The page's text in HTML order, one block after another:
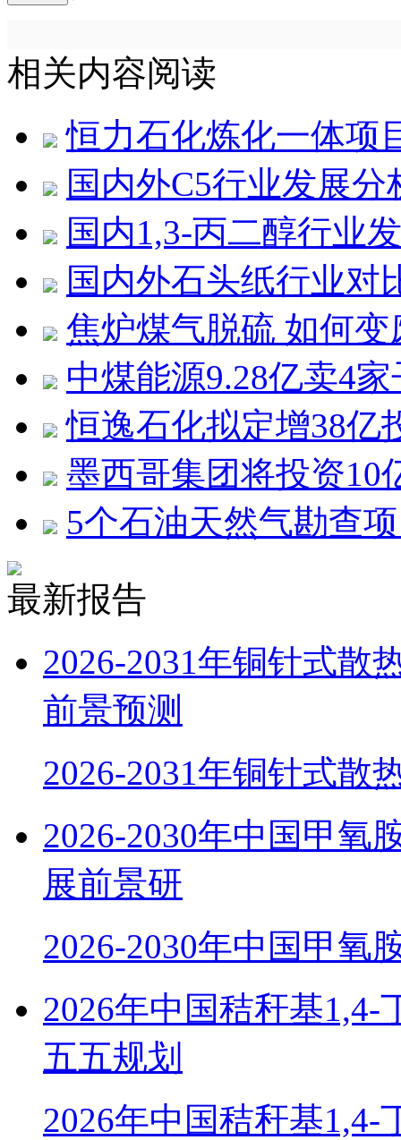
相关内容阅读
恒力石化炼化一体项
国内外C5行业发展分
国内1,3-丙二醇行业
国内外石头纸行业对
焦炉煤气脱硫 如何变
中煤能源9.28亿卖4
恒逸石化拟定增38亿
墨西哥集团将投资10
5个石油天然气勘查
最新报告
2026-2031年铜针式散
前景预测
2026-2031年铜针式散
2026-2030年中国甲氧
展前景研
2026-2030年中国甲氧
2026年中国秸秆基1,4-
五五规划
2026年中国秸秆基1,4-